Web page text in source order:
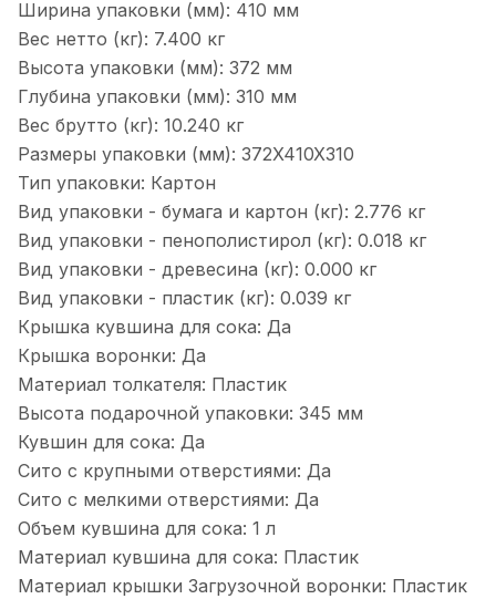
Ширина упаковки (мм): 410 мм
Вес нетто (кг): 7.400 кг
Высота упаковки (мм): 372 мм
Глубина упаковки (мм): 310 мм
Вес брутто (кг): 10.240 кг
Размеры упаковки (мм): 372X410X310
Тип упаковки: Картон
Вид упаковки - бумага и картон (кг): 2.776 кг
Вид упаковки - пенополистирол (кг): 0.018 кг
Вид упаковки - древесина (кг): 0.000 кг
Вид упаковки - пластик (кг): 0.039 кг
Крышка кувшина для сока: Да
Крышка воронки: Да
Материал толкателя: Пластик
Высота подарочной упаковки: 345 мм
Кувшин для сока: Да
Сито с крупными отверстиями: Да
Сито с мелкими отверстиями: Да
Объем кувшина для сока: 1 л
Материал кувшина для сока: Пластик
Материал крышки Загрузочной воронки: Пластик